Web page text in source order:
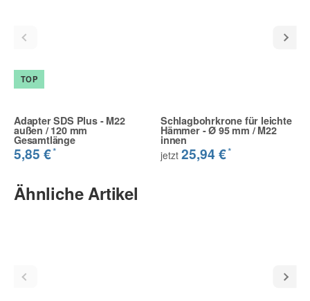
TOP
Adapter SDS Plus - M22
außen / 120 mm
Gesamtlänge
5,85 €*
Schlagbohrkrone für leichte
Hämmer - Ø 95 mm / M22
innen
jetzt 25,94 €*
Ähnliche Artikel